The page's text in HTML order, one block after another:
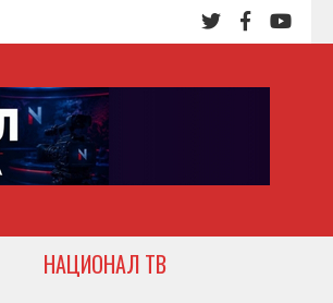
НАЦИОНАЛ ТВ